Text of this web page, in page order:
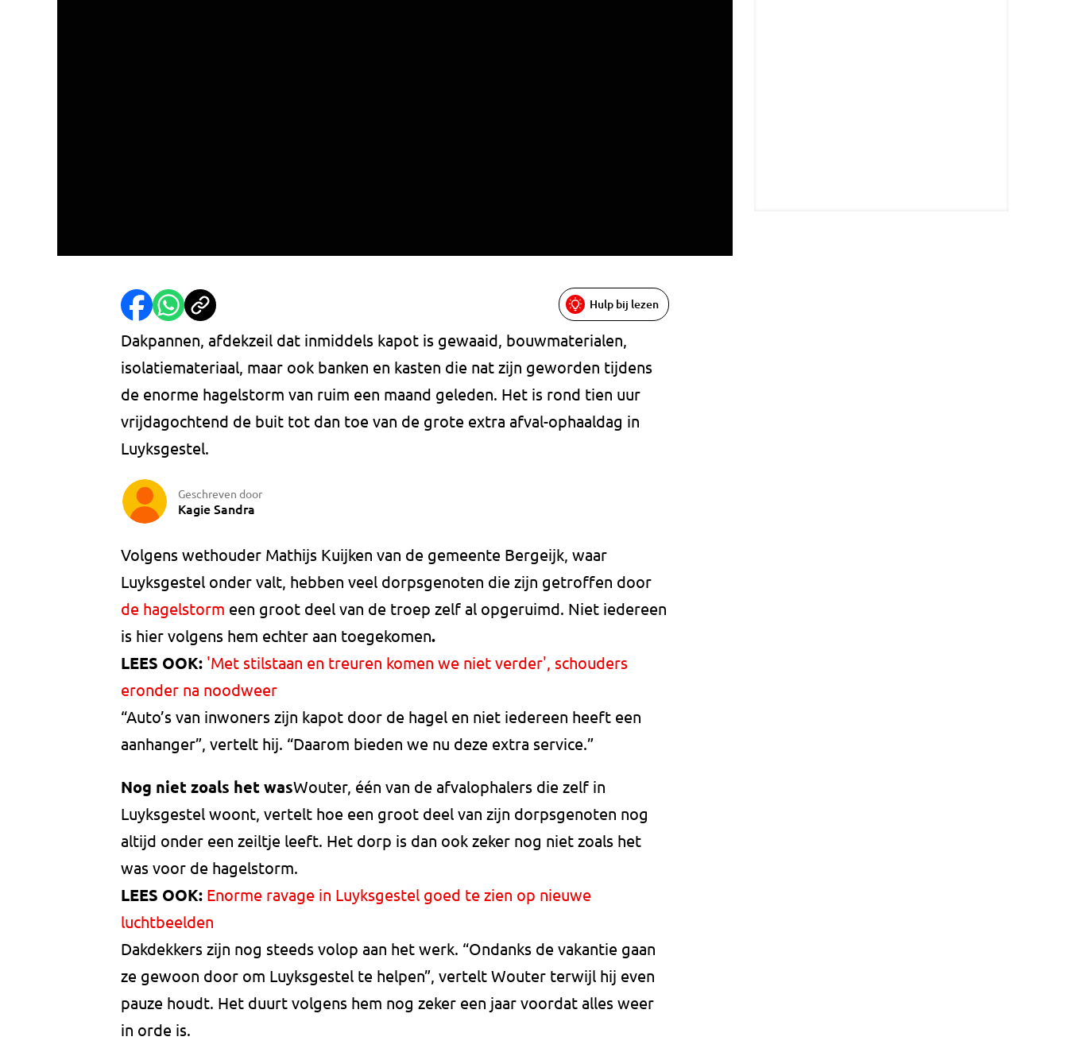
Hulp bij lezen
Dakpannen, afdekzeil dat inmiddels kapot is gewaaid, bouwmaterialen,
isolatiemateriaal, maar ook banken en kasten die nat zijn geworden tijdens
de enorme hagelstorm van ruim een maand geleden. Het is rond tien uur
vrijdagochtend de buit tot dan toe van de grote extra afval-ophaaldag in
Luyksgestel.
Geschreven door
Kagie Sandra
Volgens wethouder Mathijs Kuijken van de gemeente Bergeijk, waar
Luyksgestel onder valt, hebben veel dorpsgenoten die zijn getroffen door
de hagelstorm een groot deel van de troep zelf al opgeruimd. Niet iedereen
is hier volgens hem echter aan toegekomen.
LEES OOK: 'Met stilstaan en treuren komen we niet verder', schouders
eronder na noodweer
“Auto’s van inwoners zijn kapot door de hagel en niet iedereen heeft een
aanhanger”, vertelt hij. “Daarom bieden we nu deze extra service.”
Nog niet zoals het wasWouter, één van de afvalophalers die zelf in
Luyksgestel woont, vertelt hoe een groot deel van zijn dorpsgenoten nog
altijd onder een zeiltje leeft. Het dorp is dan ook zeker nog niet zoals het
was voor de hagelstorm.
LEES OOK: Enorme ravage in Luyksgestel goed te zien op nieuwe
luchtbeelden
Dakdekkers zijn nog steeds volop aan het werk. “Ondanks de vakantie gaan
ze gewoon door om Luyksgestel te helpen”, vertelt Wouter terwijl hij even
pauze houdt. Het duurt volgens hem nog zeker een jaar voordat alles weer
in orde is.